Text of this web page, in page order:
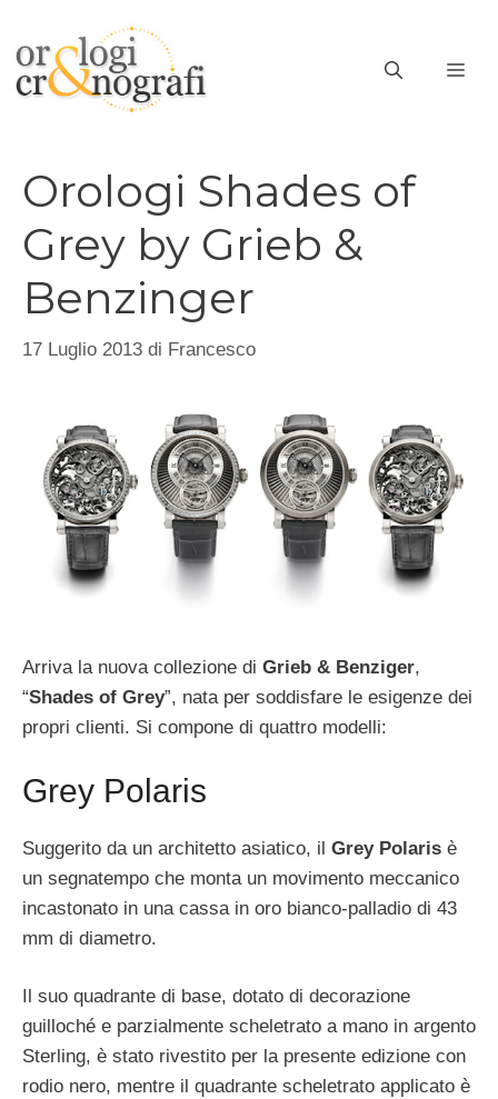
contenuto
Orologi Shades of
Grey by Grieb &
Benzinger
17 Luglio 2013 di Francesco
Arriva la nuova collezione di Grieb & Benziger,
“Shades of Grey”, nata per soddisfare le esigenze dei
propri clienti. Si compone di quattro modelli:
Grey Polaris
Suggerito da un architetto asiatico, il Grey Polaris è
un segnatempo che monta un movimento meccanico
incastonato in una cassa in oro bianco-palladio di 43
mm di diametro.
Il suo quadrante di base, dotato di decorazione
guilloché e parzialmente scheletrato a mano in argento
Sterling, è stato rivestito per la presente edizione con
rodio nero, mentre il quadrante scheletrato applicato è